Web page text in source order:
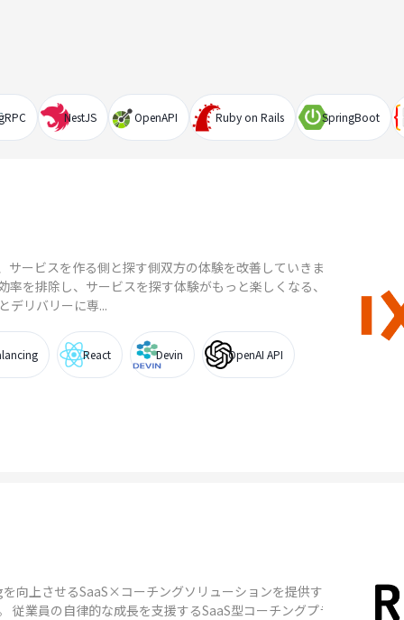
NestJS OpenAPI Ruby on Rails SpringBoot
サービスを作る側と探す側双方の体験を改善していきま
率を排除し、サービスを探す体験がもっと楽しくなる、サ
デリバリーに専...
React Devin OpenAI API
上させるSaaS×コーチングソリューションを提供する
従業員の自律的な成長を支援するSaaS型コーチングプラッ